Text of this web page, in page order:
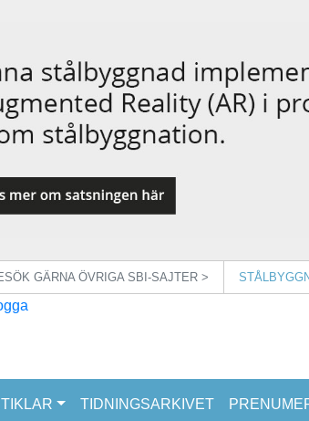
GÄRNA ÖVRIGA SBI-SAJTER >
TIDNINGSARKIVET